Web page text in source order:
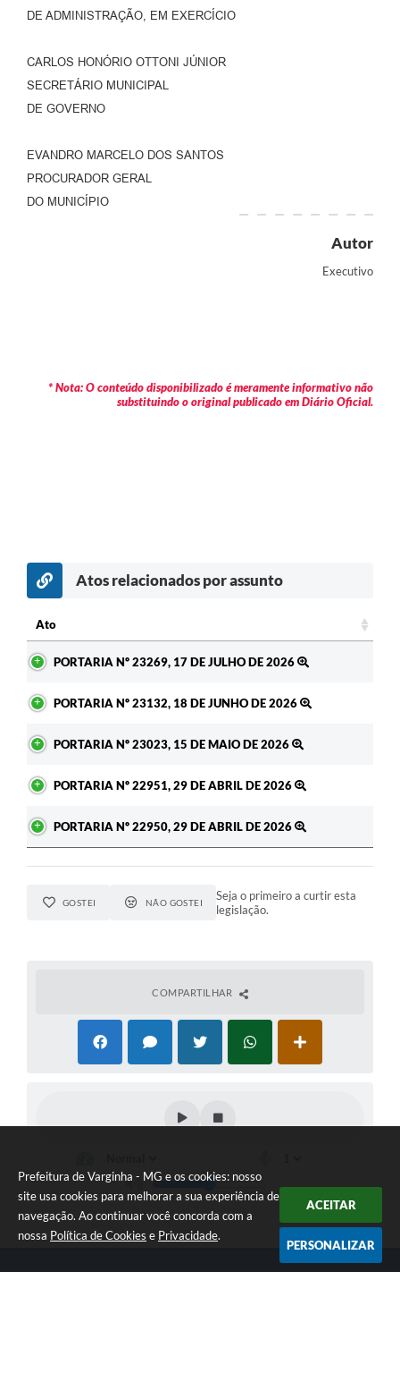
Prefeitura de Varginha - MG e os cookies: nosso
site usa cookies para melhorar a sua experiência de
navegação. Ao continuar você concorda com a
nossa Política de Cookies e Privacidade.
ACEITAR
PERSONALIZAR
DE ADMINISTRAÇÃO, EM EXERCÍCIO
CARLOS HONÓRIO OTTONI JÚNIOR
SECRETÁRIO MUNICIPAL
DE GOVERNO
EVANDRO MARCELO DOS SANTOS
PROCURADOR GERAL
DO MUNICÍPIO
Autor
Executivo
* Nota: O conteúdo disponibilizado é meramente informativo não
substituindo o original publicado em Diário Oficial.
Atos relacionados por assunto
Ato
PORTARIA Nº 23269, 17 DE JULHO DE 2026
PORTARIA Nº 23132, 18 DE JUNHO DE 2026
PORTARIA Nº 23023, 15 DE MAIO DE 2026
PORTARIA Nº 22951, 29 DE ABRIL DE 2026
PORTARIA Nº 22950, 29 DE ABRIL DE 2026
GOSTEI NÃO GOSTEI
Seja o primeiro a curtir esta
legislação.
COMPARTILHAR